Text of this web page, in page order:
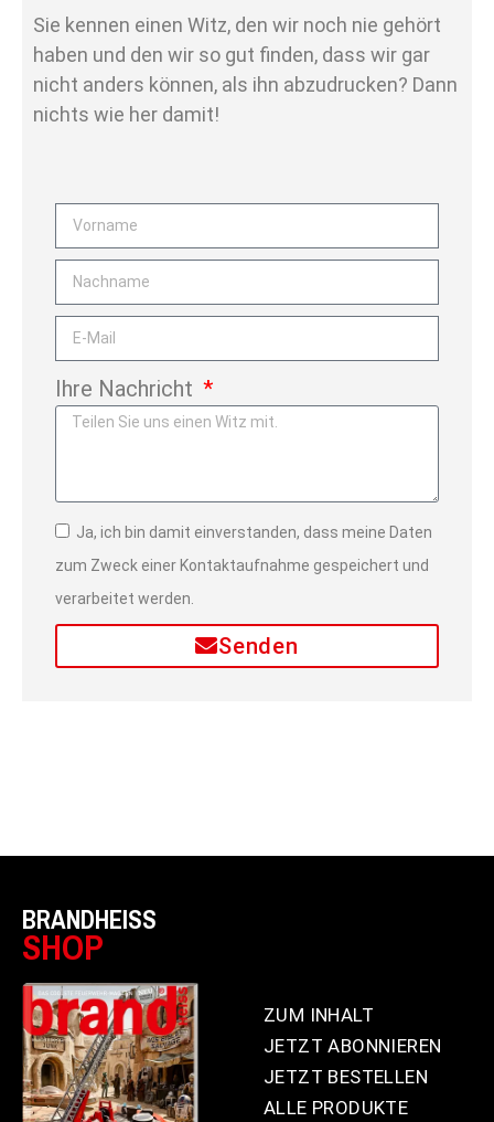
Sie kennen einen Witz, den wir noch nie gehört
haben und den wir so gut finden, dass wir gar
nicht anders können, als ihn abzudrucken? Dann
nichts wie her damit!
Ihre Nachricht
Ja, ich bin damit einverstanden, dass meine Daten
zum Zweck einer Kontaktaufnahme gespeichert und
verarbeitet werden.
Senden
BRANDHEISS
SHOP
ZUM INHALT
JETZT ABONNIEREN
JETZT BESTELLEN
ALLE PRODUKTE